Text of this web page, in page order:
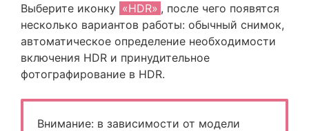
Выберите иконку «HDR» , после чего появятся
несколько вариантов работы: обычный снимок,
автоматическое определение необходимости
включения HDR и принудительное
фотографирование в HDR.
Внимание: в зависимости от модели